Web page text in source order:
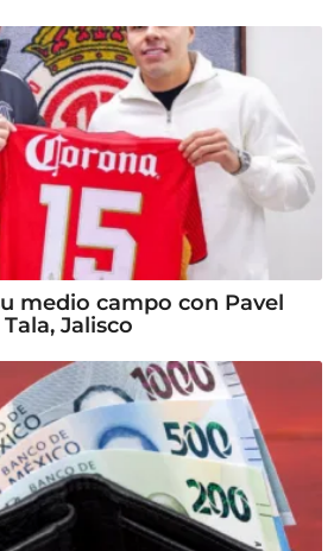
medio campo con Pavel
Jalisco